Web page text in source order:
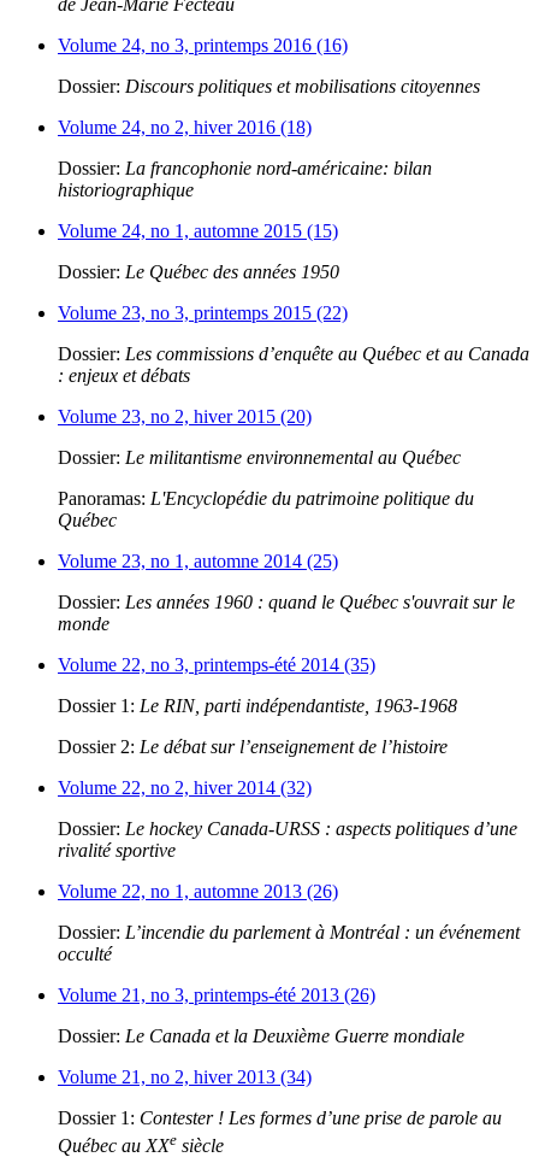
de Jean-Marie Fecteau
Volume 24, no 3, printemps 2016 (16)
Dossier: Discours politiques et mobilisations citoyennes
Volume 24, no 2, hiver 2016 (18)
Dossier: La francophonie nord-américaine: bilan
historiographique
Volume 24, no 1, automne 2015 (15)
Dossier: Le Québec des années 1950
Volume 23, no 3, printemps 2015 (22)
Dossier: Les commissions d’enquête au Québec et au Canada
: enjeux et débats
Volume 23, no 2, hiver 2015 (20)
Dossier: Le militantisme environnemental au Québec
Panoramas: L'Encyclopédie du patrimoine politique du
Québec
Volume 23, no 1, automne 2014 (25)
Dossier: Les années 1960 : quand le Québec s'ouvrait sur le
monde
Volume 22, no 3, printemps-été 2014 (35)
Dossier 1: Le RIN, parti indépendantiste, 1963-1968
Dossier 2: Le débat sur l’enseignement de l’histoire
Volume 22, no 2, hiver 2014 (32)
Dossier: Le hockey Canada-URSS : aspects politiques d’une
rivalité sportive
Volume 22, no 1, automne 2013 (26)
Dossier: L’incendie du parlement à Montréal : un événement
occulté
Volume 21, no 3, printemps-été 2013 (26)
Dossier: Le Canada et la Deuxième Guerre mondiale
Volume 21, no 2, hiver 2013 (34)
Dossier 1: Contester ! Les formes d’une prise de parole au
Québec au XXe siècle